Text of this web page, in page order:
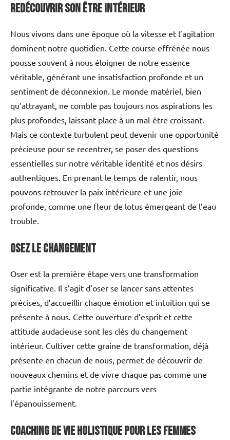
Redécouvrir son être intérieur
Nous vivons dans une époque où la vitesse et l’agitation
dominent notre quotidien. Cette course effrénée nous
pousse souvent à nous éloigner de notre essence
véritable, générant une insatisfaction profonde et un
sentiment de déconnexion. Le monde matériel, bien
qu’attrayant, ne comble pas toujours nos aspirations les
plus profondes, laissant place à un mal-être croissant.
Mais ce contexte turbulent peut devenir une opportunité
précieuse pour se recentrer, se poser des questions
essentielles sur notre véritable identité et nos désirs
authentiques. En prenant le temps de ralentir, nous
pouvons retrouver la paix intérieure et une joie
profonde, comme une fleur de lotus émergeant de l’eau
trouble.
Osez le changement
Oser est la première étape vers une transformation
significative. Il s’agit d’oser se lancer sans attentes
précises, d’accueillir chaque émotion et intuition qui se
présente à nous. Cette ouverture d’esprit et cette
attitude audacieuse sont les clés du changement
intérieur. Cultiver cette graine de transformation, déjà
présente en chacun de nous, permet de découvrir de
nouveaux chemins et de vivre chaque pas comme une
partie intégrante de notre parcours vers
l’épanouissement.
Coaching de vie holistique pour les femmes